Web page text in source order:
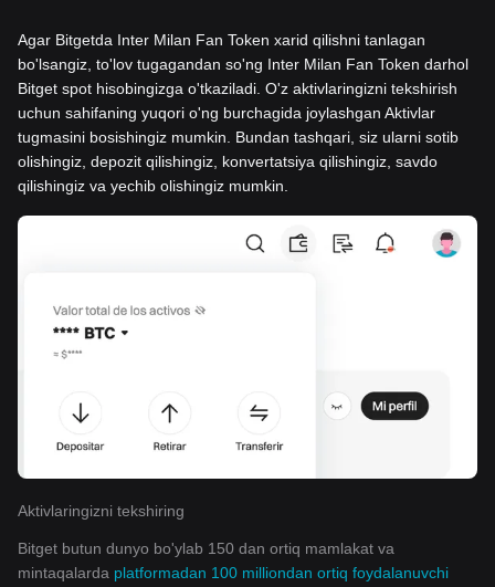
Agar Bitgetda Inter Milan Fan Token xarid qilishni tanlagan
bo'lsangiz, to'lov tugagandan so'ng Inter Milan Fan Token darhol
Bitget spot hisobingizga o'tkaziladi. O'z aktivlaringizni tekshirish
uchun sahifaning yuqori o'ng burchagida joylashgan Aktivlar
tugmasini bosishingiz mumkin. Bundan tashqari, siz ularni sotib
olishingiz, depozit qilishingiz, konvertatsiya qilishingiz, savdo
qilishingiz va yechib olishingiz mumkin.
Aktivlaringizni tekshiring
Bitget butun dunyo bo'ylab 150 dan ortiq mamlakat va
mintaqalarda platformadan 100 milliondan ortiq foydalanuvchi